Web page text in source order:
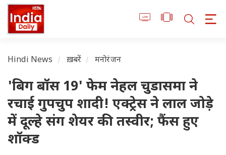
Hindi News ख़बरें मनोरंजन
'बिग बॉस 19' फेम नेहल चुडासमा ने
रचाई गुपचुप शादी! एक्ट्रेस ने लाल जोड़े
में दूल्हे संग शेयर की तस्वीर; फैंस हुए
शॉक्ड